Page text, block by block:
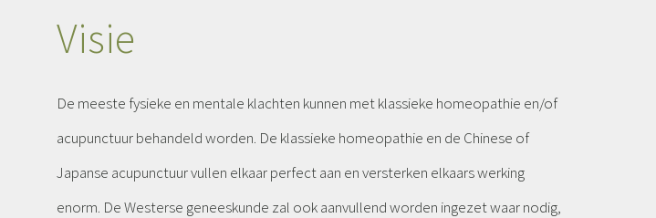
Visie
De meeste fysieke en mentale klachten kunnen met klassieke homeopathie en/of
acupunctuur behandeld worden. De klassieke homeopathie en de Chinese of
Japanse acupunctuur vullen elkaar perfect aan en versterken elkaars werking
enorm. De Westerse geneeskunde zal ook aanvullend worden ingezet waar nodig,